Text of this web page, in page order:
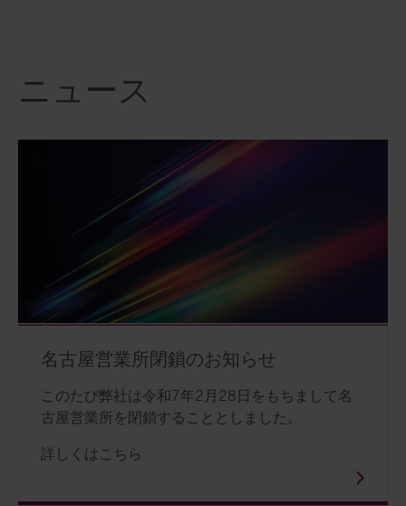
ニュース
名古屋営業所閉鎖のお知らせ
このたび弊社は令和7年2月28日をもちまして名
古屋営業所を閉鎖することとしました。
詳しくはこちら